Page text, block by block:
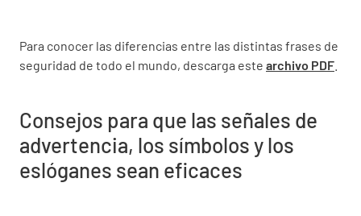
Para conocer las diferencias entre las distintas frases de
seguridad de todo el mundo, descarga este archivo PDF
Consejos para que las señales de
advertencia, los símbolos y los
eslóganes sean eficaces